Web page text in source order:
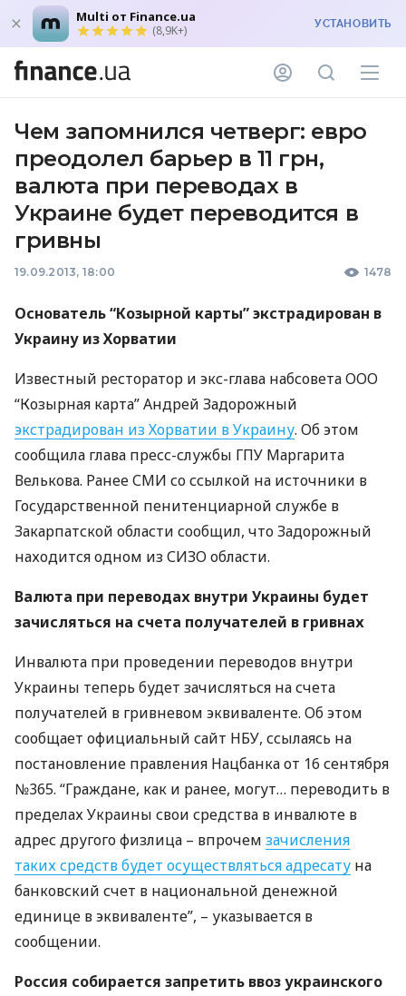
Multi от Finance.ua
(8,9K+) УСТАНОВИТЬ
Чем запомнился четверг: евро
преодолел барьер в 11 грн,
валюта при переводах в
Украине будет переводится в
гривны
19.09.2013, 18:00 1478
Основатель “Козырной карты” экстрадирован в
Украину из Хорватии
Известный ресторатор и экс-глава набсоветаООО
“Козырная карта” Андрей Задорожный
экстрадирован из Хорватии в Украину. Об этом
сообщила глава пресс-службы ГПУ Маргарита
Велькова. РанееСМИ со ссылкой на источники в
Государственной пенитенциарной службе в
Закарпатской области сообщил, что Задорожный
находится одном из СИЗО области.
Валюта при переводах внутри Украины будет
зачисляться на счета получателей в гривнах
Инвалюта при проведении переводов внутри
Украины теперь будет зачисляться на счета
получателей в гривневом эквиваленте. Об этом
сообщает официальный сайт НБУ, ссылаясь на
постановление правления Нацбанка от 16 сентября
№365. “Граждане, как и ранее, могут… переводить в
пределах Украины свои средства в инвалюте в
адрес другого физлица – впрочем зачисления
таких средств будет осуществляться адресату на
банковский счет в национальной денежной
единице в эквиваленте”, – указывается в
сообщении.
Россия собирается запретить ввоз украинского